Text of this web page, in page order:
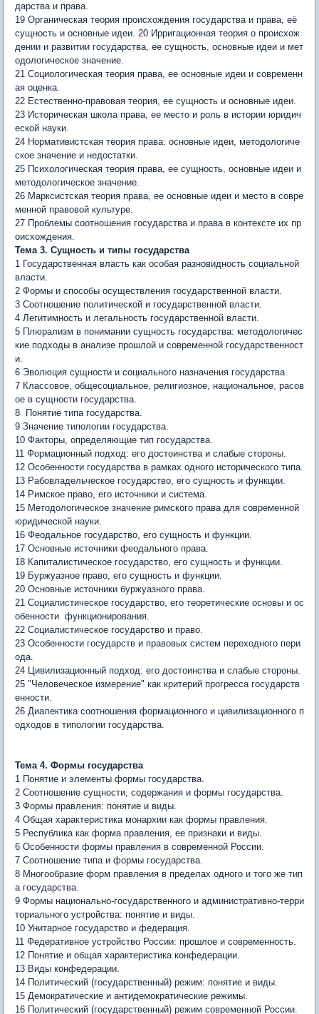
дарства и права.
19 Органическая теория происхождения государства и права, её
сущность и основные идеи. 20 Ирригационная теория о происхож
дении и развитии государства, ее сущность, основные идеи и мет
одологическое значение.
21 Социологическая теория права, ее основные идеи и современн
ая оценка.
22 Естественно-правовая теория, ее сущность и основные идеи.
23 Историческая школа права, ее место и роль в истории юридич
еской науки.
24 Нормативистская теория права: основные идеи, методологиче
ское значение и недостатки.
25 Психологическая теория права, ее сущность, основные идеи и
методологическое значение.
26 Марксистская теория права, ее основные идеи и место в совре
менной правовой культуре.
27 Проблемы соотношения государ­ства и права в контексте их пр
оисхождения.
Тема 3. Сущность и типы государства
1 Государственная власть как особая разновидность социальной
власти.
2 Формы и способы осуществления государственной власти.
3 Соотношение политической и государственной власти.
4 Легитимность и легальность государственной власти.
5 Плюрализм в понимании сущность государства: методологичес
кие подходы в анализе прошлой и современной го­сударственност
и.
6 Эволюция сущности и социального назначения государства.
7 Классовое, общесоциальное, религиозное, национальное, расов
ое в сущности государства.
8 Понятие типа государства.
9 Значение типологии государства.
10 Факторы, определяющие тип государства.
11 Формационный подход: его достоинства и слабые стороны.
12 Особен­ности государства в рамках одного исторического типа.
13 Рабовладельческое государство, его сущность и функции.
14 Римское право, его источники и система.
15 Методологическое значение римского права для современной
юридической науки.
16 Феодальное государство, его сущность и функции.
17 Основные источники феодального права.
18 Капиталистическое государство, его сущность и функции.
19 Буржуазное право, его сущность и функции.
20 Основные источники буржуазного права.
21 Социалистическое государство, его теоретические основы и ос
обенности функционирования.
22 Социалистическое государство и право.
23 Особенности государств и правовых систем переходного пери
ода.
24 Цивилизационный подход: его достоинства и слабыe стороны.
25 "Человеческое измерение" как критерий прогресса государств
енности.
26 Диалектика соотношения формационного и цивилизационного п
одходов в типологии государства.
Тема 4. Формы государства
1 Понятие и элементы формы государства.
2 Соотношение сущности, содержания и формы государства.
3 Формы правления: понятие и виды.
4 Общая характеристика монархии как формы правления.
5 Республика как форма правления, ее признаки и виды.
6 Особенности формы правления в современной России.
7 Соотношение типа и формы государства.
8 Многообразие форм правления в пределах одного и того же тип
а государства.
9 Формы национально-государственного и административно-терри
ториального устройства: понятие и виды.
10 Унитарное государство и федерация.
11 Федеративное устройство России: прошлое и совре­менность.
12 Понятие и общая характеристика конфедерации.
13 Виды конфедерации.
14 Политический (государственный) режим: понятие и виды.
15 Демократические и антидемократические режимы.
16 Политический (государственный) режим современной России.